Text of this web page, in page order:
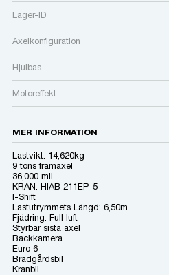
Lager-ID
Axelkonfiguration
Hjulbas
Motoreffekt
MER INFORMATION
Lastvikt: 14,620kg
9 tons framaxel
36,000 mil
KRAN: HIAB 211EP-5
I-Shift
Lastutrymmets Längd: 6,50m
Fjädring: Full luft
Styrbar sista axel
Backkamera
Euro 6
Brädgårdsbil
Kranbil